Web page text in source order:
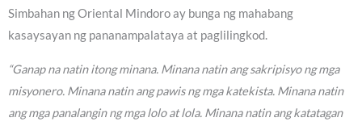
Simbahan ng Oriental Mindoro ay bunga ng mahabang
kasaysayan ng pananampalataya at paglilingkod.
“Ganap na natin itong minana. Minana natin ang sakripisyo ng mga
misyonero. Minana natin ang pawis ng mga katekista. Minana natin
ang mga panalangin ng mga lolo at lola. Minana natin ang katatagan